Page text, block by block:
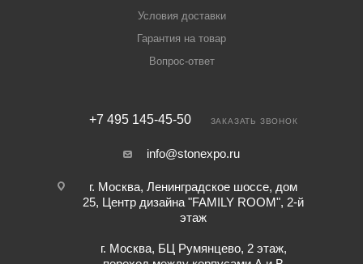
Условия доставки
Гарантия на товар
Вопрос-ответ
+7 495 145-45-50 ЗАКАЗАТЬ ЗВОНОК
info@stonexpo.ru
г. Москва, Ленинградское шоссе, дом
25, Центр дизайна "FAMILY ROOM", 2-й
этаж
г. Москва, БЦ Румянцево, 2 этаж,